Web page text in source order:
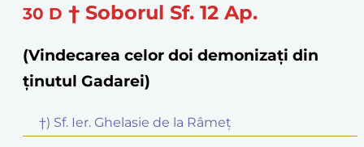
30 D † Soborul Sf. 12 Ap.
(Vindecarea celor doi demonizați din
ținutul Gadarei)
†) Sf. Ier. Ghelasie de la Râmeț